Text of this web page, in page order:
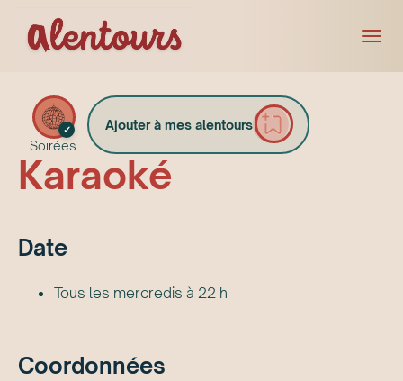
✓
Soirées
Ajouter à mes alentours
Karaoké
Date
Tous les mercredis à 22 h
Coordonnées